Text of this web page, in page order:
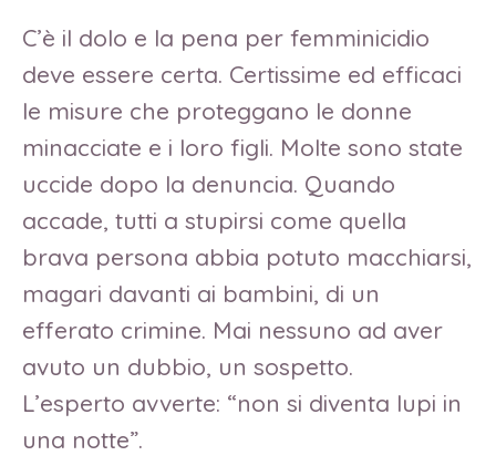
C’è il dolo e la pena per femminicidio
deve essere certa. Certissime ed efficaci
le misure che proteggano le donne
minacciate e i loro figli. Molte sono state
uccide dopo la denuncia. Quando
accade, tutti a stupirsi come quella
brava persona abbia potuto macchiarsi,
magari davanti ai bambini, di un
efferato crimine. Mai nessuno ad aver
avuto un dubbio, un sospetto.
L’esperto avverte: “non si diventa lupi in
una notte”.